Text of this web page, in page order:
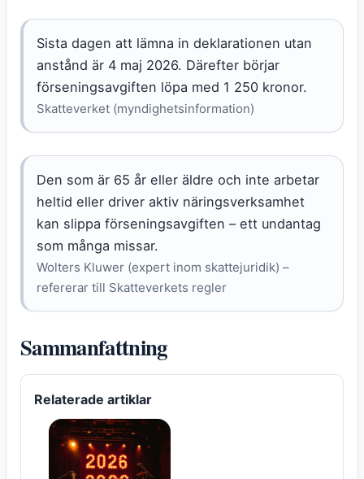
Sista dagen att lämna in deklarationen utan
anstånd är 4 maj 2026. Därefter börjar
förseningsavgiften löpa med 1 250 kronor.
Skatteverket (myndighetsinformation)
Den som är 65 år eller äldre och inte arbetar
heltid eller driver aktiv näringsverksamhet
kan slippa förseningsavgiften – ett undantag
som många missar.
Wolters Kluwer (expert inom skattejuridik) –
refererar till Skatteverkets regler
Sammanfattning
Relaterade artiklar